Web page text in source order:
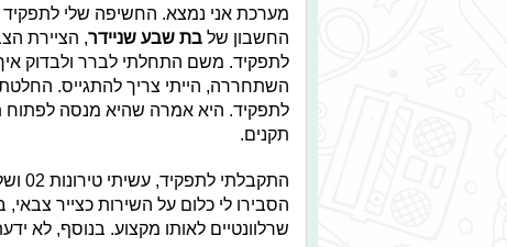
מערכת אני נמצא. החשיפה שלי
החשבון של בת שבע שניידר, הציירת
לתפקיד. משם התחלתי לברר ולבדוק
השתחררה, הייתי צריך להתגייס.
לתפקיד. היא אמרה שהיא מנסה לפתוח
תקנים.
הסבירו לי כלום על השירות כצייר
שרלוונטיים לאותו מקצוע. בנוסף, לא